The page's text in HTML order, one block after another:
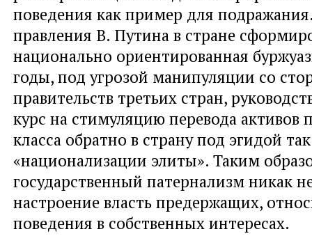
поведения как пример для
правления В. Путина в стране
национально ориентированная
годы, под угрозой манипуляции со
правительств третьих стран,
курс на стимуляцию перевода активов
класса обратно в страну под эгидой
«национализации элиты». Таким
государственный патернализм никак
настроение власть предержащих,
поведения в собственных интересах.